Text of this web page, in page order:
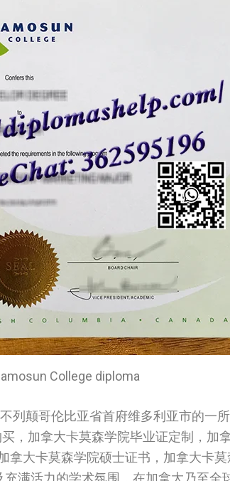
College diploma
列颠哥伦比亚省首府维多利亚市的一所
，加拿大卡莫森学院毕业证定制，加
大卡莫森学院硕士证书，加拿大卡
满活力的学术氛围，在加拿大乃至全